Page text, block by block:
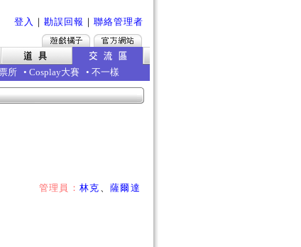
登入 ｜ 勘誤回報 ｜ 聯絡管理者
所 • Cosplay大賽 • 不一樣
管理員： 林克 、 薩爾達